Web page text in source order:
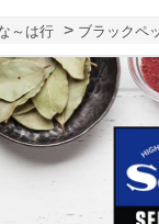
～は行 > ブラックペ